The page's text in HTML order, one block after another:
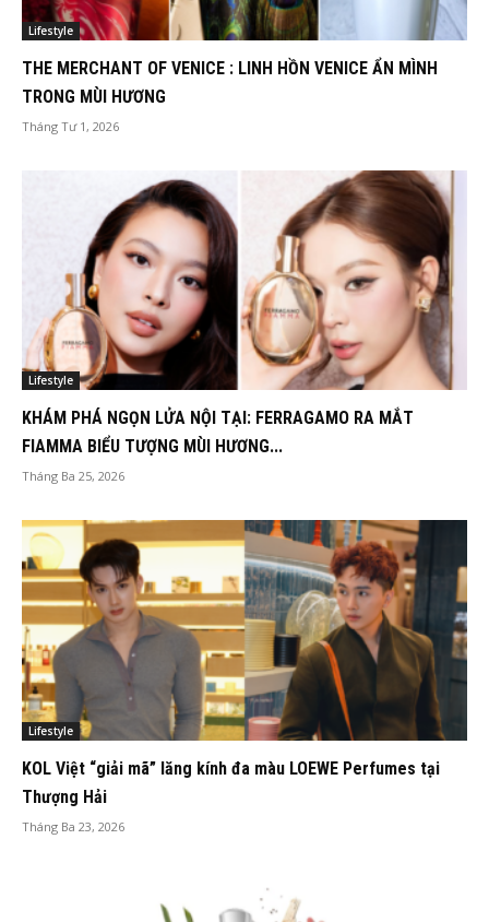
Lifestyle
THE MERCHANT OF VENICE : LINH HỒN VENICE ẨN MÌNH
TRONG MÙI HƯƠNG
Tháng Tư 1, 2026
Lifestyle
KHÁM PHÁ NGỌN LỬA NỘI TẠI: FERRAGAMO RA MẮT
FIAMMA BIỂU TƯỢNG MÙI HƯƠNG...
Tháng Ba 25, 2026
Lifestyle
KOL Việt “giải mã” lăng kính đa màu LOEWE Perfumes tại
Thượng Hải
Tháng Ba 23, 2026